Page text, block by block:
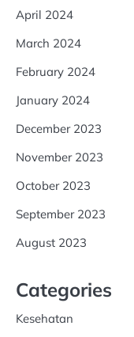
April 2024
March 2024
February 2024
January 2024
December 2023
November 2023
October 2023
September 2023
August 2023
Categories
Kesehatan